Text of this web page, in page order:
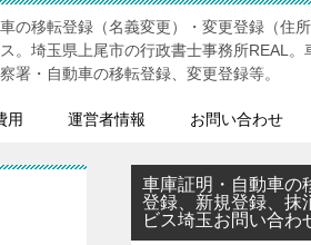
の移転登録（名義変更）・変更登録（住
。埼玉県上尾市の行政書士事務所REAL。
署・自動車の移転登録、変更登録等。
用 運営者情報 お問い合わせ
車庫証明・自動車の
登録、新規登録、抹
ビス埼玉お問い合わ